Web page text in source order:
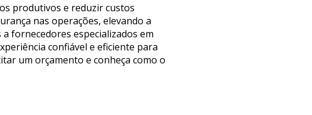
produtivos e reduzir custos
nas operações, elevando a
fornecedores especializados em
confiável e eficiente para
um orçamento e conheça como o